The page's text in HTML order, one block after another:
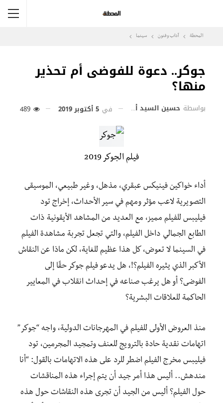
المحطة آداب وفنون سينما
جوكر.. دعوة للفوضى أم تحذير
منها؟
بواسطة حسين السيد أبو حسين في 5 أكتوبر 2019
فيلم الجوكر 2019
أداء خواكين فينيكس عبقري، مذهل، وغير طبيعي، الموسيقى
التصويرية لاعب مؤثر ومهم في سير الأحداث، إخراج تود
فيليبس للفيلم مميز، مع العديد من المشاهد الأيقونية ذات
الطابع الجمالي داخل الفيلم، والتي تجعل تجربة مشاهدة الفيلم
في السينما لا تعوض، كل هذا عظيم للغاية، لكن ماذا عن النقاش
الأكبر الذي يثيره الفيلم؟!، هل يدعو فيلم جوكر حقًا إلى
الفوضى؟ أو هل يرغب صناعه في إحداث انقلاب في المعايير
الحاكمة للعلاقات البشرية؟
منذ العروض الأولى للفيلم في المهرجانات الدولية، واجه “جوكر”
اتهامات نقدية حادة بالترويج للعنف وتمجيد المجرمين، تود
فيليبس مخرج الفيلم اضطر للرد على هذه الاتهامات بالقول: “أنا
مندهش.. أليس هذا أمر جيد أن يتم إجراء هذه المناقشات
حول الفيلم؟ أليس من الجيد أن تجرى هذه النقاشات حول هذه